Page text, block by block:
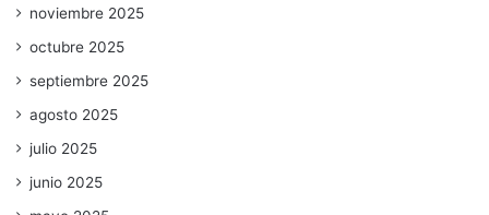
noviembre 2025
octubre 2025
septiembre 2025
agosto 2025
julio 2025
junio 2025